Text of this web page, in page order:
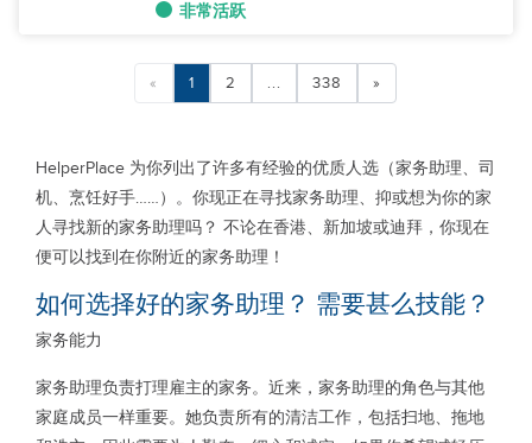
非常活跃
« 1 2 ... 338 »
HelperPlace 为你列出了许多有经验的优质人选（家务助理、司
机、烹饪好手……）。你现正在寻找家务助理、抑或想为你的家
人寻找新的家务助理吗？ 不论在香港、新加坡或迪拜，你现在
便可以找到在你附近的家务助理！
如何选择好的家务助理？ 需要甚么技能？
家务能力
家务助理负责打理雇主的家务。近来，家务助理的角色与其他
家庭成员一样重要。她负责所有的清洁工作，包括扫地、拖地